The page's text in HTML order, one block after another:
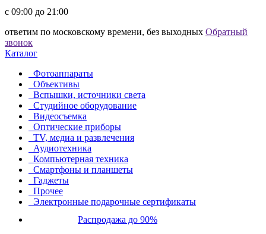
c 09:00 до 21:00
ответим по московскому времени, без выходных Обратный
звонок
Каталог
Фотоаппараты
Объективы
Вспышки, источники света
Студийное оборудование
Видеосъемка
Оптические приборы
TV, медиа и развлечения
Аудиотехника
Компьютерная техника
Смартфоны и планшеты
Гаджеты
Прочее
Электронные подарочные сертификаты
Распродажа до 90%